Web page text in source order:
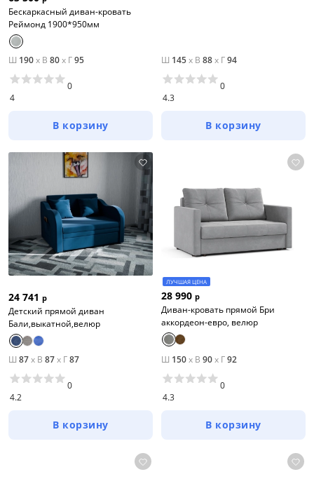
Цена
Цвет
Синий
Коричневый
Ширина, см
Бескаркасный диван-кровать
Реймонд 1900*950мм
Ш 190x В 80x Г95
4
0
В корзину
Ш 145x В 88x Г94
4.3
0
В корзину
24 741 р
Детский прямой диван
Бали,выкатной,велюр
Ш 87x В 87x Г87
4.2
0
В корзину
ЛУЧШАЯ ЦЕНА
28 990 р
Диван-кровать прямой Бри
аккордеон-евро, велюр
Ш 150x В 90x Г92
4.3
0
В корзину